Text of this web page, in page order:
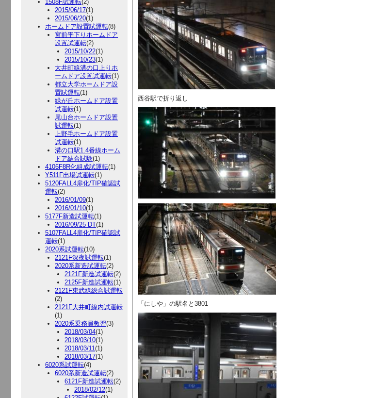
1508F試運転(2)
2015/06/17(1)
2015/06/20(1)
ホームドア設置試運転(8)
宮前平下りホームドア
設置試運転(2)
2015/10/22(1)
2015/10/23(1)
大井町線溝の口上りホ
ームドア設置試運転(1)
都立大学ホームドア設
置試運転(1)
緑が丘ホームドア設置
試運転(1)
尾山台ホームドア設置
試運転(1)
上野毛ホームドア設置
試運転(1)
溝の口駅1.4番線ホーム
ドア結合試験(1)
4106F8R化組成試運転(1)
Y511F出場試運転(1)
5120FALL4扉化/TIP確認試
運転(2)
2016/01/09(1)
2016/01/10(1)
5177F新造試運転(1)
2016/09/25 DT(1)
5107FALL4扉化/TIP確認試
運転(1)
2020系試運転(10)
2121F深夜試運転(1)
2020系新造試運転(2)
2121F新造試運転(2)
2125F新造試運転(1)
2121F東武線総合試運転
(2)
2121F大井町線内試運転
(1)
2020系乗務員教習(3)
2018/03/04(1)
2018/03/10(1)
2018/03/11(1)
2018/03/17(1)
6020系試運転(4)
6020系新造試運転(2)
6121F新造試運転(2)
2018/02/12(1)
西谷駅で折り返し
「にしや」の駅名と3801